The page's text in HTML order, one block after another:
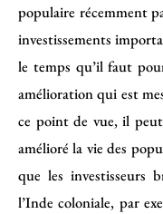
populaire récemment
investissements
le temps qu’il faut
amélioration qui est
ce point de vue, il
amélioré la vie des
que les investisseurs
l’Inde coloniale, par